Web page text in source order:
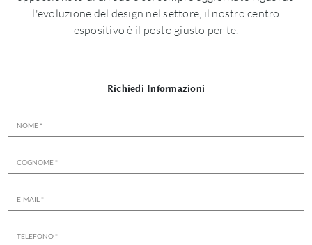
l'evoluzione del design nel settore, il nostro centro
espositivo è il posto giusto per te.
Richiedi Informazioni